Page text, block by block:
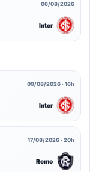
06/08/2026
Inter
09/08/2026 · 16h
Inter
17/08/2026 · 20h
Remo